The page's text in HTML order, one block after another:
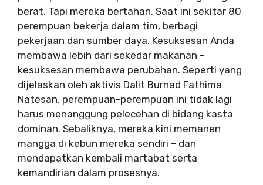
berat. Tapi mereka bertahan. Saat ini sekitar 80
perempuan bekerja dalam tim, berbagi
pekerjaan dan sumber daya. Kesuksesan Anda
membawa lebih dari sekedar makanan –
kesuksesan membawa perubahan. Seperti yang
dijelaskan oleh aktivis Dalit Burnad Fathima
Natesan, perempuan-perempuan ini tidak lagi
harus menanggung pelecehan di bidang kasta
dominan. Sebaliknya, mereka kini memanen
mangga di kebun mereka sendiri – dan
mendapatkan kembali martabat serta
kemandirian dalam prosesnya.